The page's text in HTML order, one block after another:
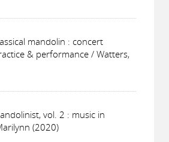
mandolin : concert
& performance / Watters,
vol. 2 : music in
(2020)